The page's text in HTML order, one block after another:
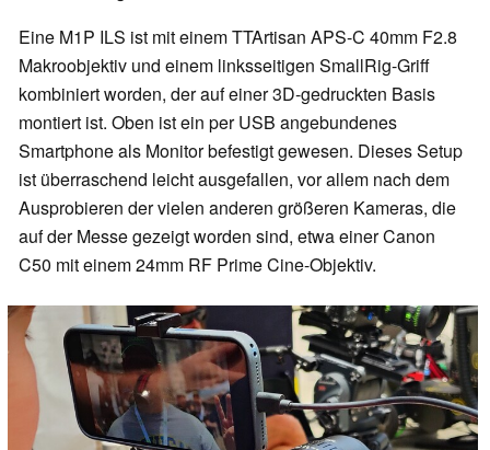
Eine M1P ILS ist mit einem TTArtisan APS-C 40mm F2.8
Makroobjektiv und einem linksseitigen SmallRig-Griff
kombiniert worden, der auf einer 3D-gedruckten Basis
montiert ist. Oben ist ein per USB angebundenes
Smartphone als Monitor befestigt gewesen. Dieses Setup
ist überraschend leicht ausgefallen, vor allem nach dem
Ausprobieren der vielen anderen größeren Kameras, die
auf der Messe gezeigt worden sind, etwa einer Canon
C50 mit einem 24mm RF Prime Cine-Objektiv.